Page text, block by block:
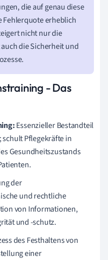
die auf genau diese
Fehlerquote erheblich
nicht nur die
die Sicherheit und
- Das
Essenzieller Bestandteil
Pflegekräfte in
Gesundheitszustands
der
und rechtliche
von Informationen,
und -schutz.
des Festhaltens von
einer